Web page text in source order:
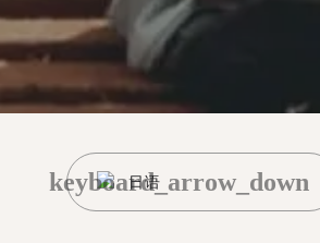
日语
keyboard_arrow_down